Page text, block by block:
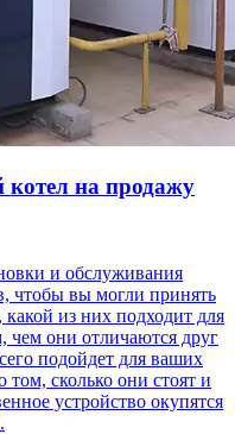
котел на продажу
и обслуживания
чтобы вы могли принять
из них подходит для
чем они отличаются друг
подойдет для ваших
сколько они стоят и
устройство окупятся